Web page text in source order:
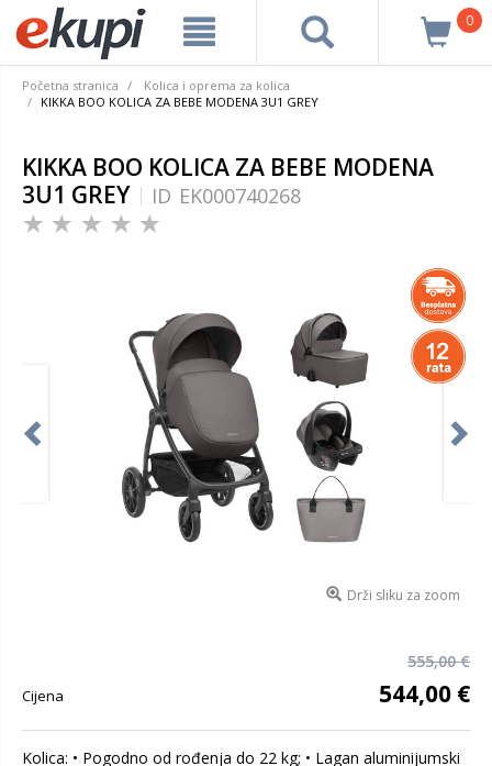
0
Početna stranica
Kolica i oprema za kolica
KIKKA BOO KOLICA ZA BEBE MODENA 3U1 GREY
KIKKA BOO KOLICA ZA BEBE MODENA
3U1 GREY
ID EK000740268
Drži sliku za zoom
555,00 €
Cijena 544,00 €
Kolica: • Pogodno od rođenja do 22 kg; • Lagan aluminijumski